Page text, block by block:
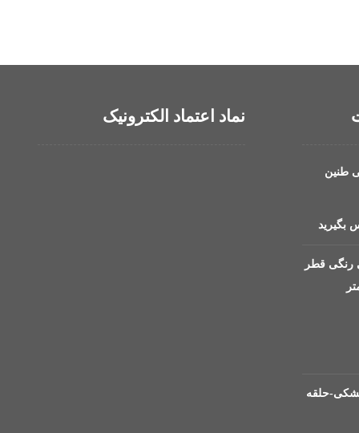
طنین
بگیرید
رنگی قطر
افشان 1 مشکی-حلقه
نماد اعتماد الکترونیک